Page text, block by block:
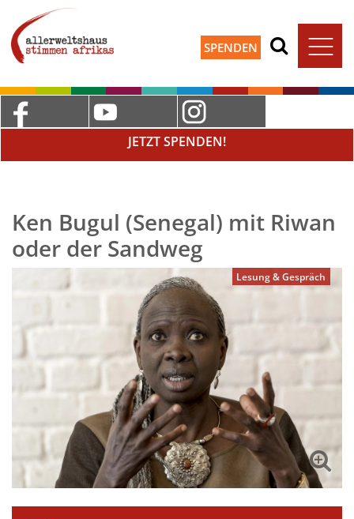
SPENDEN
JETZT SPENDEN!
Ken Bugul (Senegal) mit Riwan
oder der Sandweg
Lesung & Gespräch